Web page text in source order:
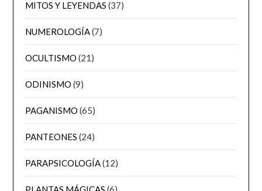
MITOS Y LEYENDAS (37)
NUMEROLOGÍA(7)
OCULTISMO (21)
ODINISMO (9)
PAGANISMO (65)
PANTEONES (24)
PARAPSICOLOGÍA(12)